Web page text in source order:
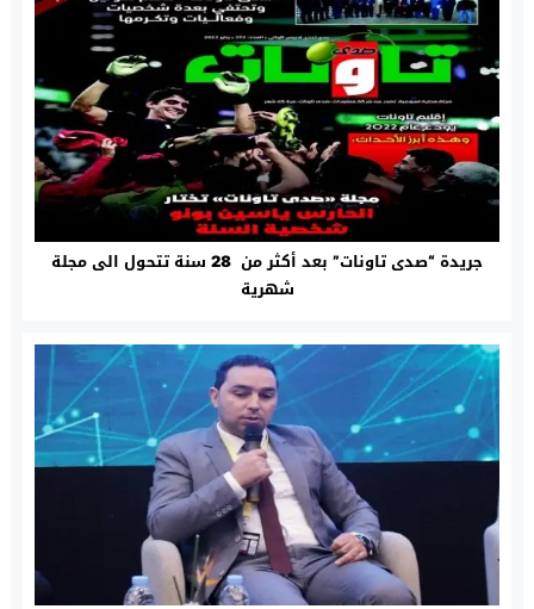
جريدة “صدى تاونات” بعد أكثر من 28 سنة تتحول الى مجلة
شهرية